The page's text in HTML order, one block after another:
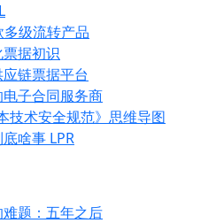
级流转产品
票据初识
链票据平台
子合同服务商
技术安全规范》思维导图
啥事 LPR
难题：五年之后